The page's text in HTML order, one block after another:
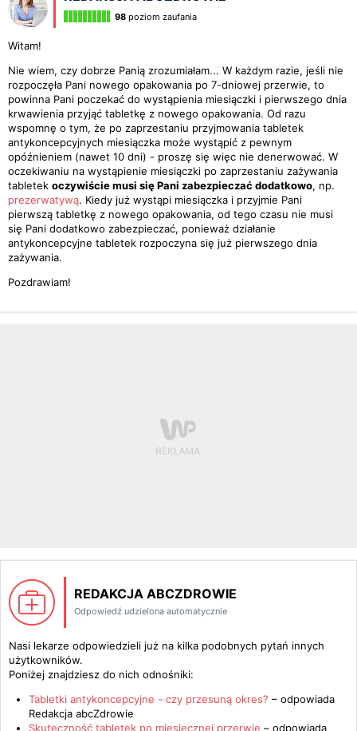
98 poziom zaufania
Witam!
Nie wiem, czy dobrze Panią zrozumiałam... W każdym razie, jeśli nie
rozpoczęła Pani nowego opakowania po 7-dniowej przerwie, to
powinna Pani poczekać do wystąpienia miesiączki i pierwszego dnia
krwawienia przyjąć tabletkę z nowego opakowania. Od razu
wspomnę o tym, że po zaprzestaniu przyjmowania tabletek
antykoncepcyjnych miesiączka może wystąpić z pewnym
opóźnieniem (nawet 10 dni) - proszę się więc nie denerwować. W
oczekiwaniu na wystąpienie miesiączki po zaprzestaniu zażywania
tabletek oczywiście musi się Pani zabezpieczać dodatkowo, np.
prezerwatywą. Kiedy już wystąpi miesiączka i przyjmie Pani
pierwszą tabletkę z nowego opakowania, od tego czasu nie musi
się Pani dodatkowo zabezpieczać, ponieważ działanie
antykoncepcyjne tabletek rozpoczyna się już pierwszego dnia
zażywania.
Pozdrawiam!
REDAKCJA ABCZDROWIE
Odpowiedź udzielona automatycznie
Nasi lekarze odpowiedzieli już na kilka podobnych pytań innych
użytkowników.
Poniżej znajdziesz do nich odnośniki:
Tabletki antykoncepcyjne - czy przesuną okres? – odpowiada
Redakcja abcZdrowie
Skuteczność tabletek po miesięcznej przerwie – odpowiada